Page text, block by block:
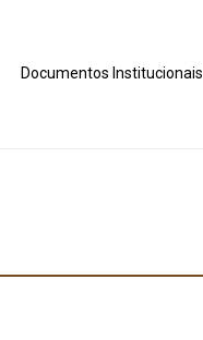
Documentos Institucionais